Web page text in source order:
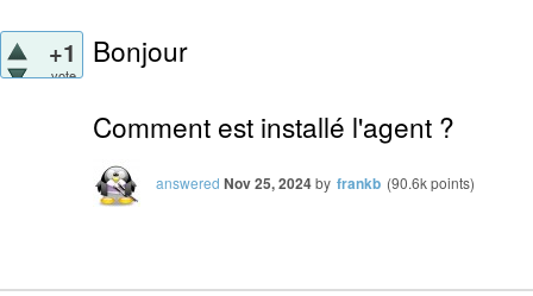
+1
vote
Bonjour
Comment est installé l'agent ?
answered Nov 25, 2024by frankb (90.6kpoints)